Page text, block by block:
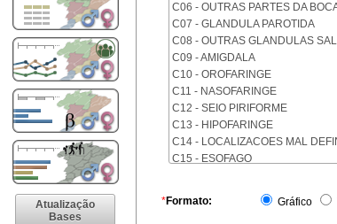
Atualização
Bases
C06 - OUTRAS PARTES DA
C07 - GLANDULA PAROTIDA
C08 - OUTRAS GLANDULAS
C09 - AMIGDALA
C10 - OROFARINGE
C11 - NASOFARINGE
C12 - SEIO PIRIFORME
C13 - HIPOFARINGE
C14 - LOCALIZACOES MAL
C15 - ESOFAGO
C17 - INTESTINO DELGADO
*Formato: Gráfico